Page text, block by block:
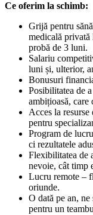
Ce oferim la schimb:
Grijă pentru
medicală
probă de 3 luni.
Salariu
luni și, ulterior,
Bonusuri
Posibilitatea de
ambițioasă, care
Acces la
pentru
Program de
ci rezultatele
Flexibilitatea de
nevoie, cât timp
Lucru remote –
oriunde.
O dată pe an,
pentru un